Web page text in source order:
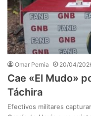
Omar Pernia 20/04/
Cae «El Mudo»
Táchira
Efectivos militares